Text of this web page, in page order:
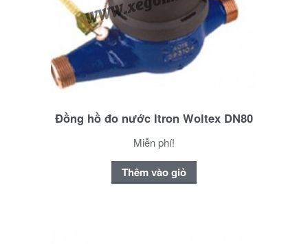
Đồng hồ đo nước Itron Woltex DN80
Miễn phí!
Thêm vào giỏ